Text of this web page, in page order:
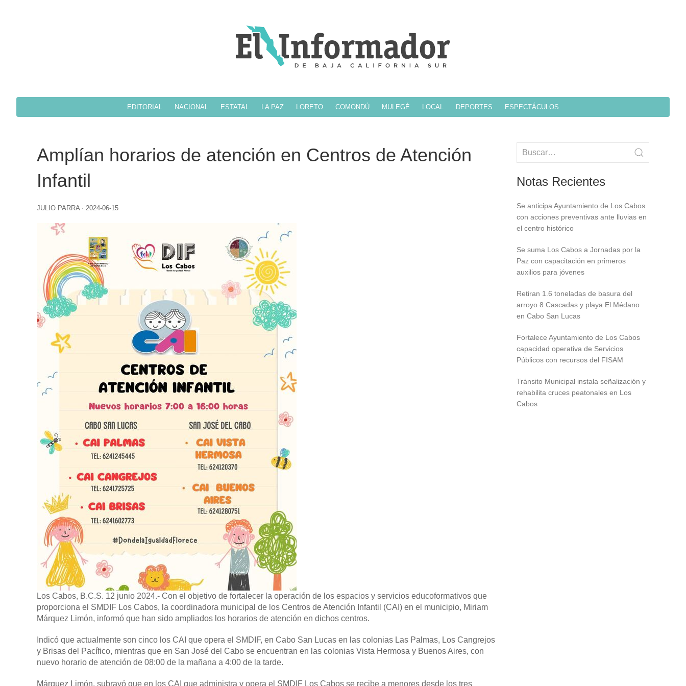
EDITORIAL NACIONAL ESTATAL LA PAZ LORETO COMONDÚ MULEGÉ LOCAL DEPORTES ESPECTÁCULOS
Amplían horarios de atención en Centros de Atención
Infantil
JULIO PARRA · 2024-06-15
Los Cabos, B.C.S. 12 junio 2024.- Con el objetivo de fortalecer la operación de los espacios y servicios educoformativos que
proporciona el SMDIF Los Cabos, la coordinadora municipal de los Centros de Atención Infantil (CAI) en el municipio, Miriam
Márquez Limón, informó que han sido ampliados los horarios de atención en dichos centros.
Indicó que actualmente son cinco los CAI que opera el SMDIF, en Cabo San Lucas en las colonias Las Palmas, Los Cangrejos
y Brisas del Pacífico, mientras que en San José del Cabo se encuentran en las colonias Vista Hermosa y Buenos Aires, con
nuevo horario de atención de 08:00 de la mañana a 4:00 de la tarde.
Márquez Limón, subrayó que en los CAI que administra y opera el SMDIF Los Cabos se recibe a menores desde los tres
Notas Recientes
Se anticipa Ayuntamiento de Los Cabos
con acciones preventivas ante lluvias en
el centro histórico
Se suma Los Cabos a Jornadas por la
Paz con capacitación en primeros
auxilios para jóvenes
Retiran 1.6 toneladas de basura del
arroyo 8 Cascadas y playa El Médano
en Cabo San Lucas
Fortalece Ayuntamiento de Los Cabos
capacidad operativa de Servicios
Públicos con recursos del FISAM
Tránsito Municipal instala señalización y
rehabilita cruces peatonales en Los
Cabos